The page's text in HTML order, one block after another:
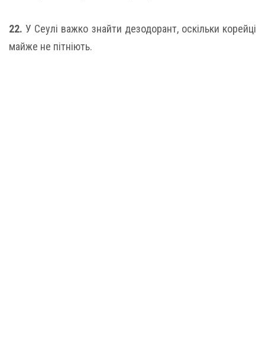
22.У Сеулі важко знайти дезодорант, оскільки корейці
майже не пітніють.